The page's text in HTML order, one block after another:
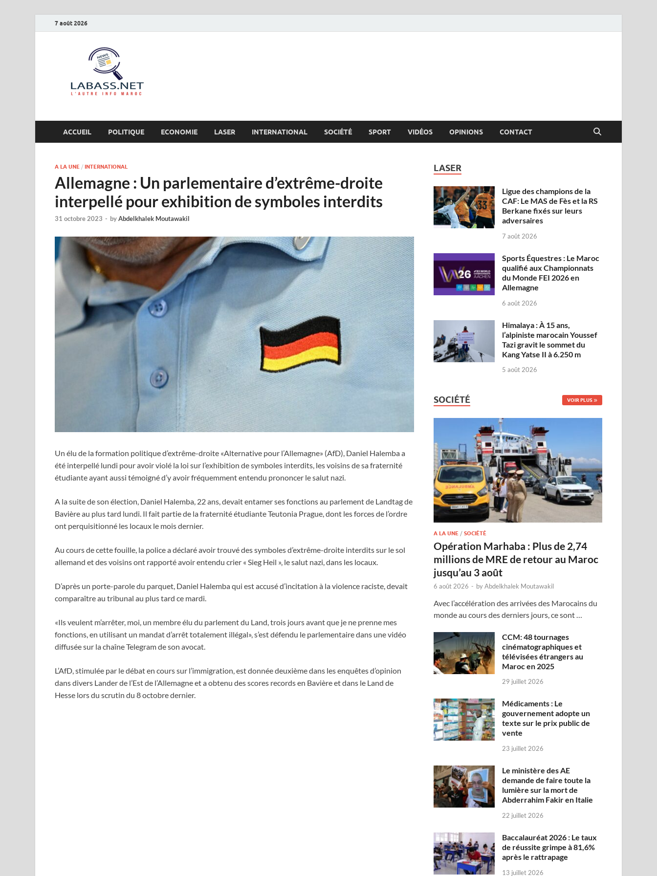
7 août 2026
ACCUEIL POLITIQUE ECONOMIE LASER INTERNATIONAL SOCIÉTÉ SPORT VIDÉOS OPINIONS CONTACT
A LA UNE / INTERNATIONAL
Allemagne : Un parlementaire d’extrême-droite
interpellé pour exhibition de symboles interdits
31 octobre 2023 - byAbdelkhalek Moutawakil
Un élu de la formation politique d’extrême-droite «Alternative pour l’Allemagne» (AfD), Daniel Halemba a
été interpellé lundi pour avoir violé la loi sur l’exhibition de symboles interdits, les voisins de sa fraternité
étudiante ayant aussi témoigné d’y avoir fréquemment entendu prononcer le salut nazi.
A la suite de son élection, Daniel Halemba, 22 ans, devait entamer ses fonctions au parlement de Landtag de
Bavière au plus tard lundi. Il fait partie de la fraternité étudiante Teutonia Prague, dont les forces de l’ordre
ont perquisitionné les locaux le mois dernier.
Au cours de cette fouille, la police a déclaré avoir trouvé des symboles d’extrême-droite interdits sur le sol
allemand et des voisins ont rapporté avoir entendu crier « Sieg Heil », le salut nazi, dans les locaux.
D’après un porte-parole du parquet, Daniel Halemba qui est accusé d’incitation à la violence raciste, devait
comparaître au tribunal au plus tard ce mardi.
«Ils veulent m’arrêter, moi, un membre élu du parlement du Land, trois jours avant que je ne prenne mes
fonctions, en utilisant un mandat d’arrêt totalement illégal», s’est défendu le parlementaire dans une vidéo
diffusée sur la chaîne Telegram de son avocat.
L’AfD, stimulée par le débat en cours sur l’immigration, est donnée deuxième dans les enquêtes d’opinion
dans divers Lander de l’Est de l’Allemagne et a obtenu des scores records en Bavière et dans le Land de
Hesse lors du scrutin du 8 octobre dernier.
LASER
Ligue des champions de la
CAF: Le MAS de Fès et la RS
Berkane fixés sur leurs
adversaires
7 août 2026
Sports Équestres : Le Maroc
qualifié aux Championnats
du Monde FEI 2026 en
Allemagne
6 août 2026
Himalaya : À 15 ans,
l’alpiniste marocain Youssef
Tazi gravit le sommet du
Kang Yatse II à 6.250 m
5 août 2026
SOCIÉTÉ VOIR PLUS
A LA UNE /SOCIÉTÉ
Opération Marhaba : Plus de 2,74
millions de MRE de retour au Maroc
jusqu’au 3 août
6 août 2026 - byAbdelkhalek Moutawakil
Avec l’accélération des arrivées des Marocains du
monde au cours des derniers jours, ce sont …
CCM: 48 tournages
cinématographiques et
télévisées étrangers au
Maroc en 2025
29 juillet 2026
Médicaments : Le
gouvernement adopte un
texte sur le prix public de
vente
23 juillet 2026
Le ministère des AE
demande de faire toute la
lumière sur la mort de
Abderrahim Fakir en Italie
22 juillet 2026
Baccalauréat 2026 : Le taux
de réussite grimpe à 81,6%
après le rattrapage
13 juillet 2026